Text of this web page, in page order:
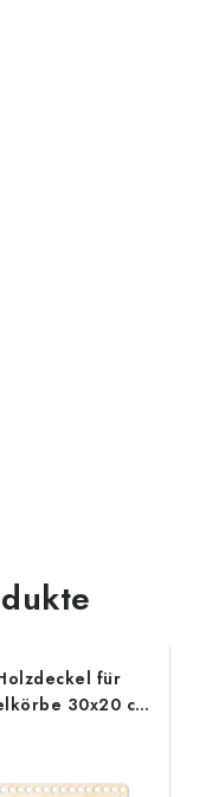
für
30x20 cm,